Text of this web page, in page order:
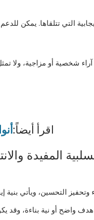
التي تتلقاها. يمكن
آراء شخصية أو مزاجية،
اقرأ أيضاً:
المفيدة
وتحفيز التحسين، ويأتي
واضح أو نية بناءة،